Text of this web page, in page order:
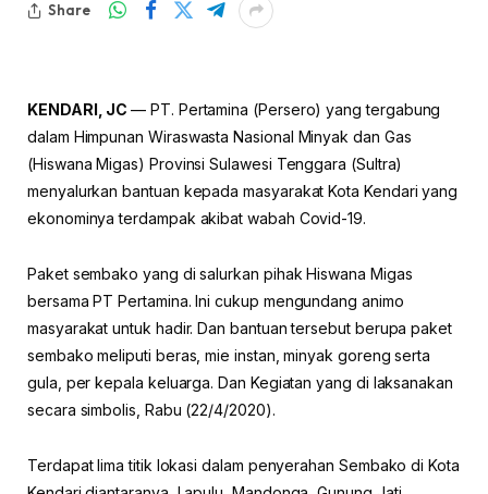
Share
KENDARI, JC— PT. Pertamina (Persero) yang tergabung
dalam Himpunan Wiraswasta Nasional Minyak dan Gas
(Hiswana Migas) Provinsi Sulawesi Tenggara (Sultra)
menyalurkan bantuan kepada masyarakat Kota Kendari yang
ekonominya terdampak akibat wabah Covid-19.
Paket sembako yang di salurkan pihak Hiswana Migas
bersama PT Pertamina. Ini cukup mengundang animo
masyarakat untuk hadir. Dan bantuan tersebut berupa paket
sembako meliputi beras, mie instan, minyak goreng serta
gula, per kepala keluarga. Dan Kegiatan yang di laksanakan
secara simbolis, Rabu (22/4/2020).
Terdapat lima titik lokasi dalam penyerahan Sembako di Kota